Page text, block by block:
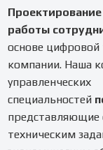
работы
основе
компании. Наша
управленческих
специальностей
представляющие
техническим